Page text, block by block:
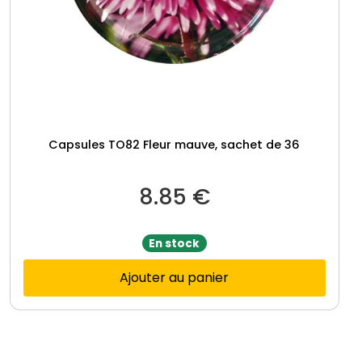
Capsules TO82 Fleur mauve, sachet de 36
8.85 €
En stock
Ajouter au panier